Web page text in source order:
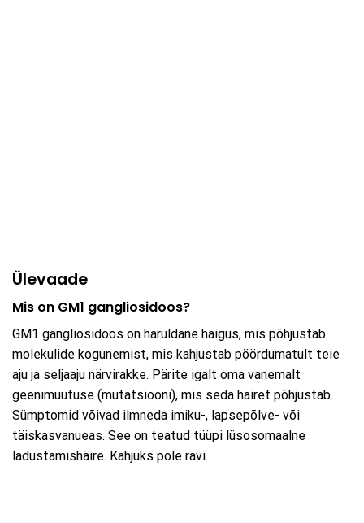
Ülevaade
Mis on GM1 gangliosidoos?
GM1 gangliosidoos on haruldane haigus, mis põhjustab
molekulide kogunemist, mis kahjustab pöördumatult teie
aju ja seljaaju närvirakke. Pärite igalt oma vanemalt
geenimuutuse (mutatsiooni), mis seda häiret põhjustab.
Sümptomid võivad ilmneda imiku-, lapsepõlve- või
täiskasvanueas. See on teatud tüüpi lüsosomaalne
ladustamishäire. Kahjuks pole ravi.